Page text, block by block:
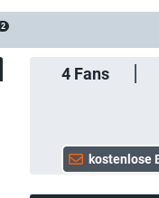
2
4 Fans